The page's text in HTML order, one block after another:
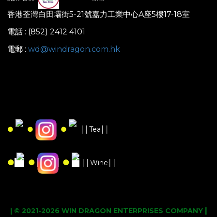
香港荃灣白田壩街5-21號嘉力工業中心A座5樓17-18室
電話 : (852) 2412 4101
電郵 : wd@windragon.com.hk
● ● ● ││Tea││
● ● ● ││Wine││
| © 2021-2026 WIN DRAGON ENTERPRISES COMPANY |